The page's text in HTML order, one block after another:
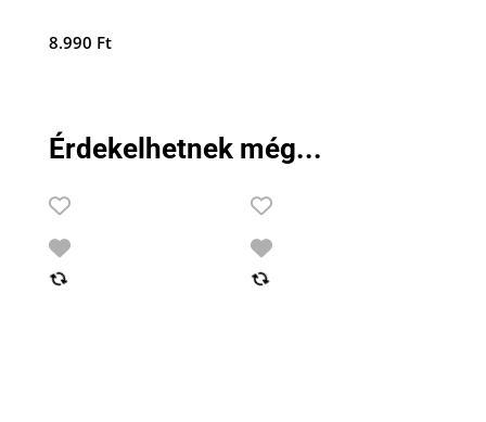
8.990 Ft
Érdekelhetnek még...